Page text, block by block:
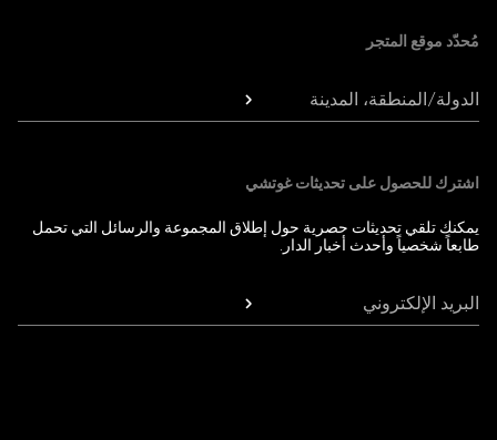
مُحدّد موقع المتجر
الدولة/المنطقة، المدينة
اشترك للحصول على تحديثات غوتشي
يمكنك تلقي تحديثات حصرية حول إطلاق المجموعة والرسائل التي تحمل
طابعاً شخصياً وأحدث أخبار الدار.
البريد الإلكتروني